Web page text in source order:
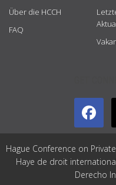
Über die HCCH
FAQ
Hague Conference on
Haye de droit
Derecho